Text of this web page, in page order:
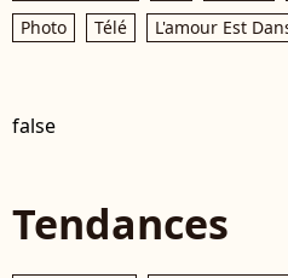
Photo
Télé L'amour Est
false
Tendances